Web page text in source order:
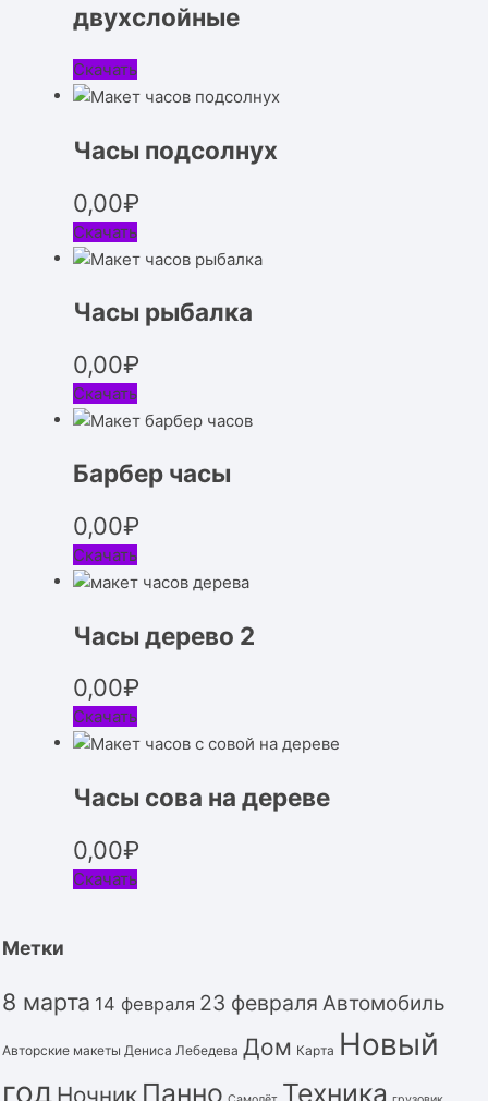
двухслойные
Скачать
Часы подсолнух
0,00₽
Скачать
Часы рыбалка
0,00₽
Скачать
Барбер часы
0,00₽
Скачать
Часы дерево 2
0,00₽
Скачать
Часы сова на дереве
0,00₽
Скачать
Метки
8 марта 14 февраля 23 февраля Автомобиль
Авторские макеты Дениса Лебедева Дом Карта Новый
год Ночник Панно Техника